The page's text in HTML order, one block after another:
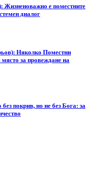
Жизненоважно е поместните
диалог
Няколко Поместни
за провеждане на
покрив, но не без Бога: за